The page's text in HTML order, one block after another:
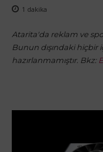
1 dakika
Atarita'da reklam ve
Bunun dışındaki hiçbir
hazırlanmamıştır. Bkz: